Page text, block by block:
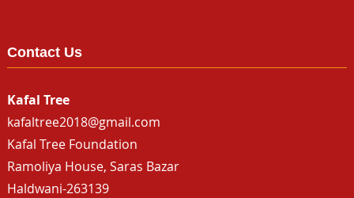
Contact Us
Kafal Tree
kafaltree2018@gmail.com
Kafal Tree Foundation
Ramoliya House, Saras Bazar
Haldwani-263139